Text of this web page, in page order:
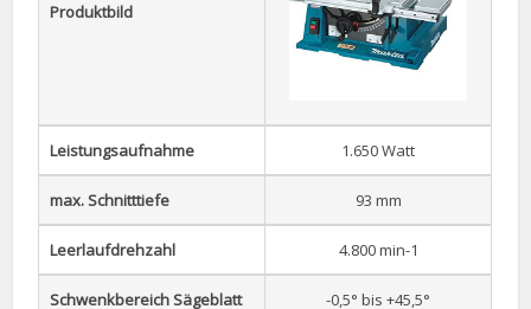
Produktbild
Leistungsaufnahme 1.650 Watt
max. Schnitttiefe 93 mm
Leerlaufdrehzahl 4.800 min-1
Schwenkbereich Sägeblatt -0,5° bis +45,5°